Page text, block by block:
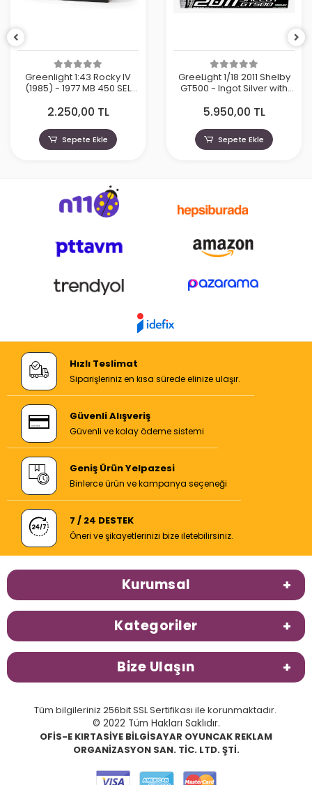
Greenlight 1:43 Rocky IV
(1985) - 1977 MB 450 SEL
2.250,00 TL
Sepete Ekle
GreeLight 1/18 2011 Shelby
GT500 - Ingot Silver with
5.950,00 TL
Sepete Ekle
Hızlı Teslimat
Siparişleriniz en kısa sürede elinize ulaşır.
Güvenli Alışveriş
Güvenli ve kolay ödeme sistemi
Geniş Ürün Yelpazesi
Binlerce ürün ve kampanya seçeneği
7 / 24 DESTEK
Öneri ve şikayetlerinizi bize iletebilirsiniz.
Kurumsal
Kategoriler
Bize Ulaşın
Tüm bilgileriniz 256bit SSL Sertifikası ile korunmaktadır.
© 2022 Tüm Hakları Saklıdır.
OFİS-E KIRTASİYE BİLGİSAYAR OYUNCAK REKLAM
ORGANİZASYON SAN. TİC. LTD. ŞTİ.